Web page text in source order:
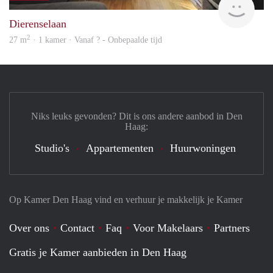
Dierenselaan
27 m2 · 1 kamer · Vanaf ? - Onbepaalde tijd
Op Kamer Den Haag vind en verhuur je makkelijk je Kamer
Over ons Contact Faq Voor Makelaars
Partners
Gratis je Kamer aanbieden in Den Haag
Niks leuks gevonden? Dit is ons andere aanbod in Den
Haag:
Studio's Appartementen Huurwoningen